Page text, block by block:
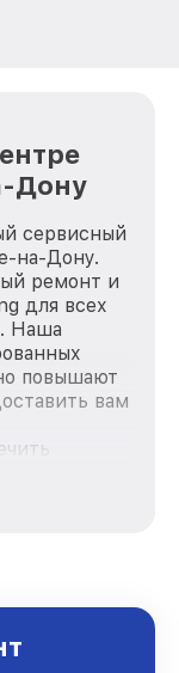
Дону
сервисный
на-Дону.
ремонт и
для всех
Наша
повышают
вам
для
Samsung,
повышая